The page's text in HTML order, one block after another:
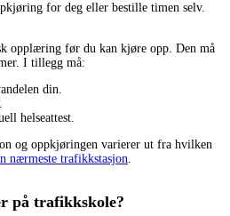
for deg eller bestille timen selv.
opplæring før du kan kjøre opp. Den må
I tillegg må:
din.
helseattest.
og oppkjøringen varierer ut fra hvilken
nærmeste trafikkstasjon
på trafikkskole?